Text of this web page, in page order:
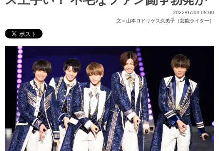
2022/07/09 08:00
文＝山本ロドリゲス久美子（芸能ライター）